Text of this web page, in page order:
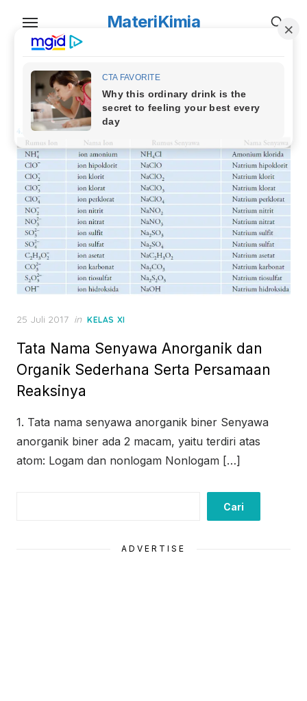
MateriKimia
daftar ion poliatomik
Posted
25 Juli 2017 in KELAS XI
Tata Nama Senyawa Anorganik dan
Organik Sederhana Serta Persamaan
Reaksinya
1. Tata nama senyawa anorganik biner Senyawa
anorganik biner ada 2 macam, yaitu terdiri atas
atom: Logam dan nonlogam Nonlogam […]
Cari
ADVERTISE